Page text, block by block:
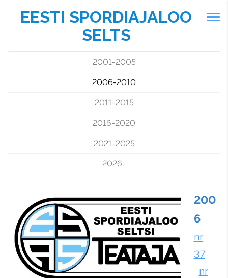
EESTI SPORDIAJALOO
SELTS
2001-2005
2006-2010
2011-2015
2016-2020
2021-2025
2026-
200
6
nr
37
nr